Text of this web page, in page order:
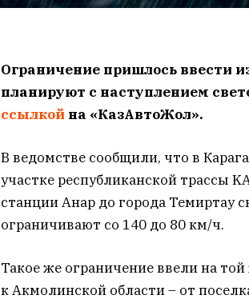
Ограничение пришлось ввести
планируют с наступлением
ссылкой на «КазАвтоЖол».
В ведомстве сообщили, что в
участке республиканской трассы
станции Анар до города Темиртау
ограничивают со 140 до 80 км/ч.
Такое же ограничение ввели на
к Акмолинской области – от